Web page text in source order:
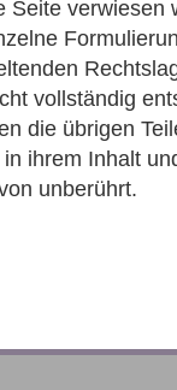
Seite verwiesen
vollständig
die übrigen
ihrem Inhalt
unberührt.